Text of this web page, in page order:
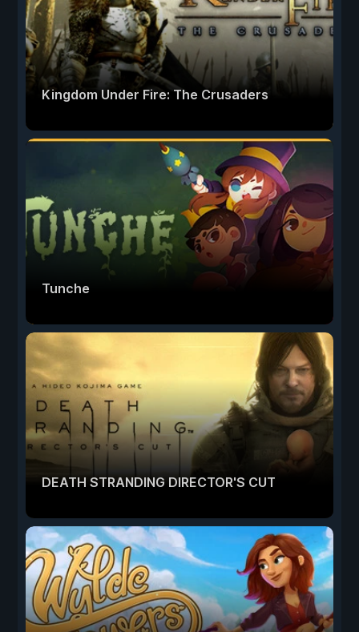
Kingdom Under Fire: The Crusaders
Tunche
DEATH STRANDING DIRECTOR'S CUT